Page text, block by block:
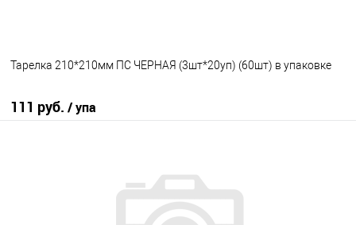
Тарелка 210*210мм ПС ЧЕРНАЯ (3шт*20уп) (60шт) в упаковке
111 руб. / упа
В наличии